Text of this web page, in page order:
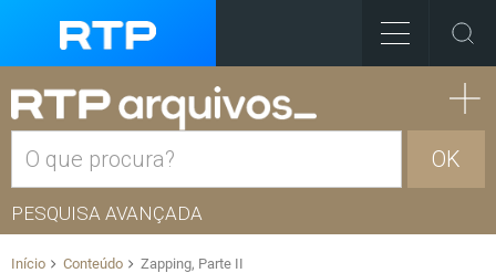
OK
PESQUISA AVANÇADA
Início Conteúdo Zapping, Parte II